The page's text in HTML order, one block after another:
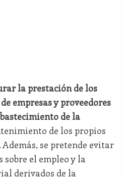
la prestación de los
empresas y proveedores
de la
de los propios
se pretende evitar
sobre el empleo y la
derivados de la